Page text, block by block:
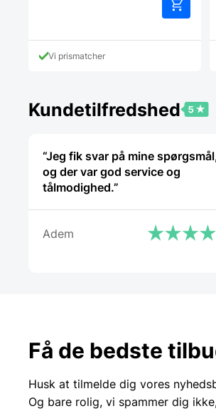
vare
kan
vælges
Vi prismatcher
Kundetilfredshed
“Jeg fik svar på mine
og der var god service og
tålmodighed.”
Adem
Få de bedste
Husk at tilmelde dig vores
Og bare rolig, vi spammer dig